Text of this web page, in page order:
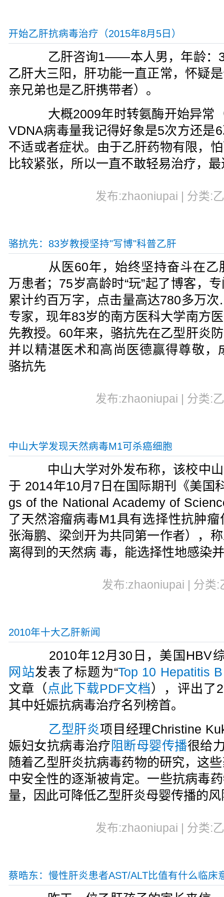
开始乙肝抗病毒治疗（2015年8月5日）
乙肝咨询1——本人男，年龄：
乙肝大三阳，肝功能一直正常，怀疑
亲兄弟也是乙肝携带者）。
大概2009年时转氨酶开始异常
VDNA病毒量我记得好象是5次方还是
不适或者症状。由于乙肝药物有限，
比较紧张，所以一直不敢轻易治疗，
发布:zhaoniupai | 分类:
骆抗先：83岁教授坚持"写博"科普乙肝
从医60年，始终坚持奋斗在乙
万患者；75岁高龄时“玩”起了博客，
累计约百万字，点击量高达780多万
专家，现年83岁的南方医科大学南方
先教授。60年来，骆抗先在乙型肝炎
并以精湛医术和高尚医德赢得尊敬，
骆抗先
发布:zhaoniupai | 分类:
中山大学发现天然病毒M1可杀癌细胞
中山大学对外发布称，该校中山
于 2014年10月7日在国际期刊《美国
gs of the National Academy of
了天然溶瘤病毒M1具有选择性抗肿
张海鹏、梁剑开为共同第一作者），
离得到的天然病 毒，能选择性地感染
发布:zhaoniupai | 分类
2010年十大乙肝新闻
2010年12月30日，美国HBV
网站发表了标题为“Top 10 Hepatitis
文章（ 点此下载PDF文档 ），评出了
其中妊娠抗病毒治疗名列榜首。
乙型肝炎项目经理Christine
娠妇女抗病毒治疗 阻断母婴传播很给
随着乙型肝炎抗病毒药物的研究，这
中安全性的逐渐被肯定。一些抗病毒
量，因此可降低乙型肝炎母婴传播的
发布:zhaoniupai | 分类:
蔡晧东：慢性肝炎患者AST/ALT比值有什么临床